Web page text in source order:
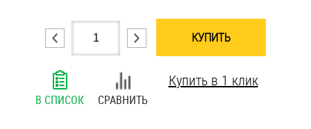
Шпильки
Шплинты
Штифты и пальцы
КУПИТЬ
В СПИСОК СРАВНИТЬ
Купить в 1 клик